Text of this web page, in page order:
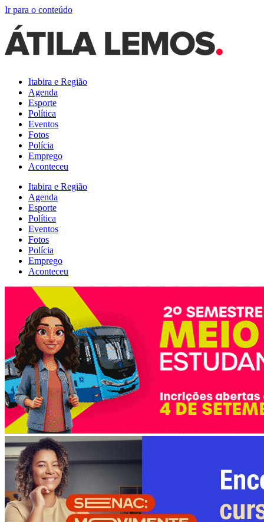
Ir para o conteúdo
Itabira e Região
Agenda
Esporte
Política
Eventos
Fotos
Polícia
Emprego
Aconteceu
Itabira e Região
Agenda
Esporte
Política
Eventos
Fotos
Polícia
Emprego
Aconteceu